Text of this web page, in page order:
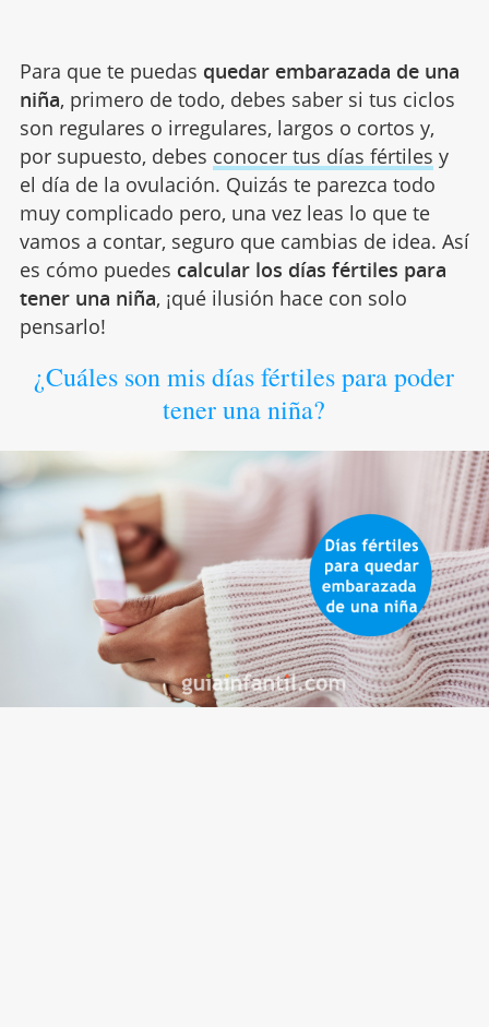
Para que te puedas quedar embarazada de una
niña, primero de todo, debes saber si tus ciclos
son regulares o irregulares, largos o cortos y,
por supuesto, debes conocer tus días fértiles y
el día de la ovulación. Quizás te parezca todo
muy complicado pero, una vez leas lo que te
vamos a contar, seguro que cambias de idea. Así
es cómo puedes calcular los días fértiles para
tener una niña, ¡qué ilusión hace con solo
pensarlo!
¿Cuáles son mis días fértiles para poder
tener una niña?